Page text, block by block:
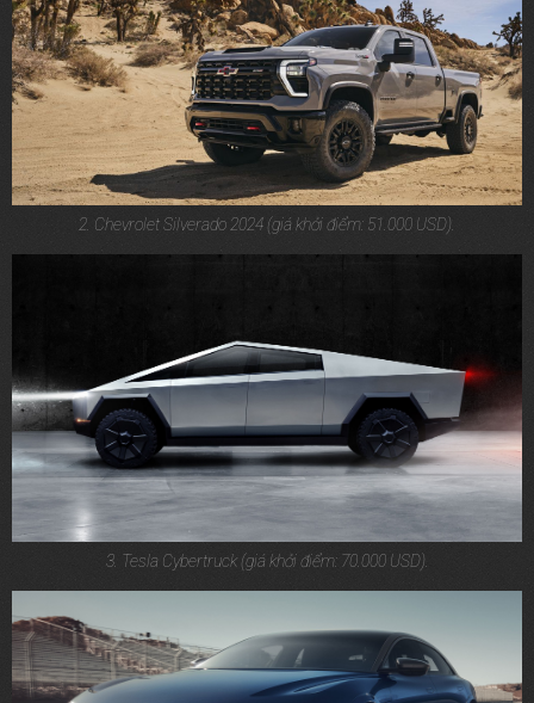
2. Chevrolet Silverado 2024 (giá khởi điểm: 51.000 USD).
3. Tesla Cybertruck (giá khởi điểm: 70.000 USD).